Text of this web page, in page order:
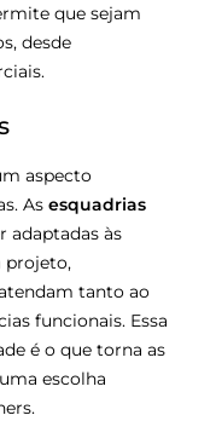
que sejam
desde
aspecto
As esquadrias
adaptadas às
projeto,
tanto ao
funcionais. Essa
é o que torna as
uma escolha